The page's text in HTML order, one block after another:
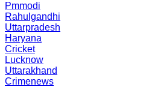
Pmmodi
Rahulgandhi
Uttarpradesh
Haryana
Cricket
Lucknow
Uttarakhand
Crimenews